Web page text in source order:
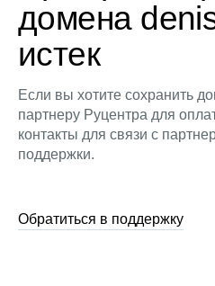
домена
истек
Если вы хотите сохранить
партнеру Руцентра для
контакты для связи с
поддержки.
Обратиться в поддержку